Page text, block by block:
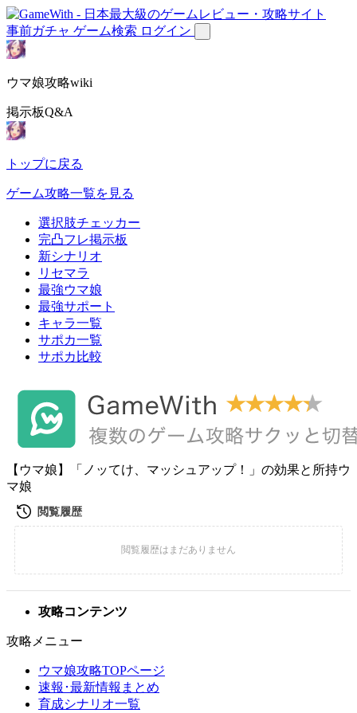
事前ガチャ ゲーム検索 ログイン
ウマ娘攻略wiki
掲示板Q&A
トップに戻る
ゲーム攻略一覧を見る
選択肢チェッカー
完凸フレ掲示板
新シナリオ
リセマラ
最強ウマ娘
最強サポート
キャラ一覧
サポカ一覧
サポカ比較
【ウマ娘】「ノッてけ、マッシュアップ！」の効果と所持ウ
マ娘
攻略コンテンツ
攻略メニュー
ウマ娘攻略TOPページ
速報･最新情報まとめ
育成シナリオ一覧